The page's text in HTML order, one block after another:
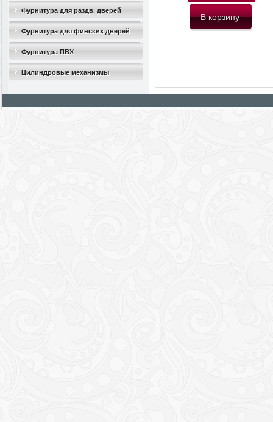
Фурнитура для раздв. дверей
Фурнитура для финских дверей
Фурнитура ПВХ
Цилиндровые механизмы